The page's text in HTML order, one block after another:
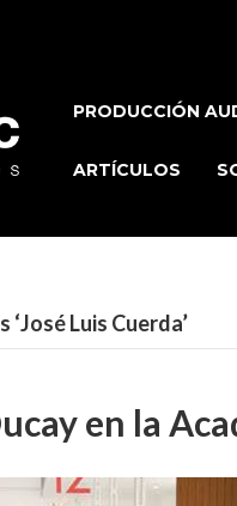
PRODUCCIÓN
ARTÍCULOS
Luis Cuerda’
en la